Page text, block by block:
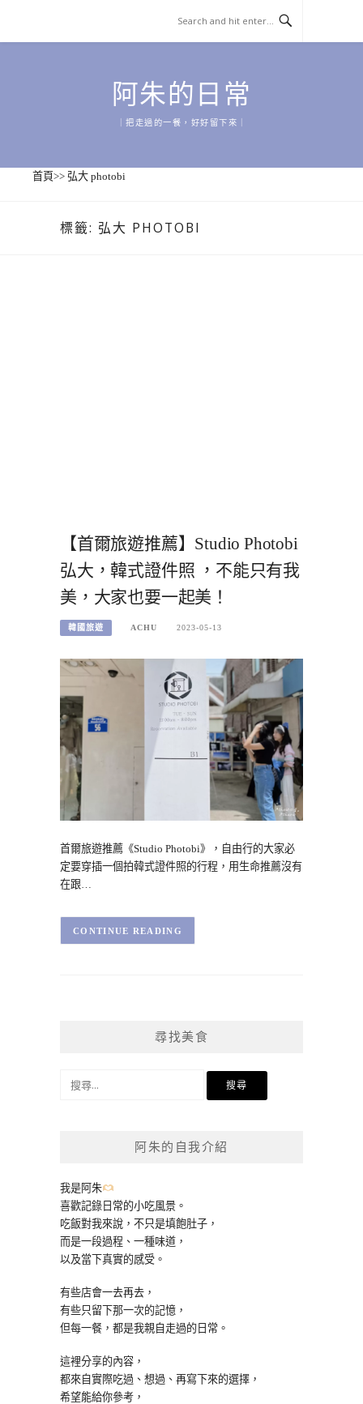
content
阿朱的日常
｜把走過的一餐，好好留下來｜
首頁>> 弘大 photobi
標籤: 弘大 PHOTOBI
【首爾旅遊推薦】Studio Photobi
弘大，韓式證件照 ，不能只有我
美，大家也要一起美！
韓國旅遊 ACHU 2023-05-13
首爾旅遊推薦《Studio Photobi》，自由行的大家必
定要穿插一個拍韓式證件照的行程，用生命推薦沒有
在跟…
CONTINUE READING
尋找美食
阿朱的自我介紹
我是阿朱
喜歡記錄日常的小吃風景。
吃飯對我來說，不只是填飽肚子，
而是一段過程、一種味道，
以及當下真實的感受。
有些店會一去再去，
有些只留下那一次的記憶，
但每一餐，都是我親自走過的日常。
這裡分享的內容，
都來自實際吃過、想過、再寫下來的選擇，
希望能給你參考，